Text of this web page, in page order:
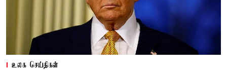
உலக செய்திகள்